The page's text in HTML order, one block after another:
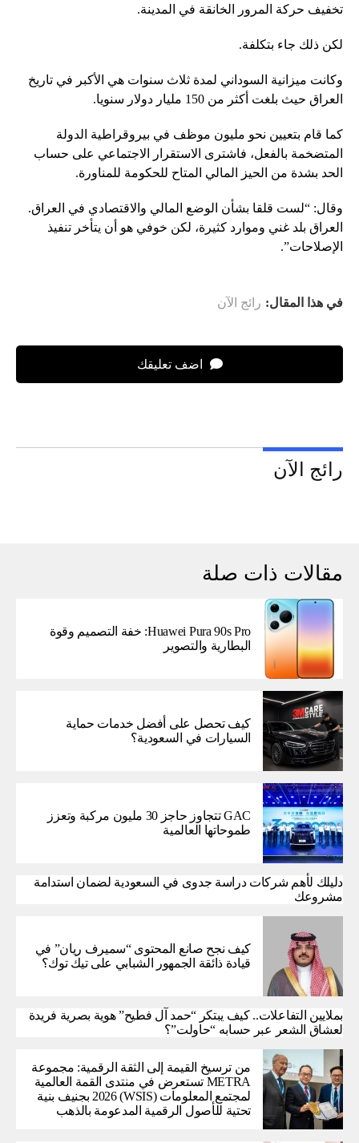
تخفيف حركة المرور الخانقة في المدينة.
لكن ذلك جاء بتكلفة.
وكانت ميزانية السوداني لمدة ثلاث سنوات هي الأكبر في تاريخ
العراق حيث بلغت أكثر من 150 مليار دولار سنويا.
كما قام بتعيين نحو مليون موظف في بيروقراطية الدولة
المتضخمة بالفعل، فاشترى الاستقرار الاجتماعي على حساب
الحد بشدة من الحيز المالي المتاح للحكومة للمناورة.
وقال: “لست قلقا بشأن الوضع المالي والاقتصادي في العراق.
العراق بلد غني وموارد كثيرة، لكن خوفي هو أن يتأخر تنفيذ
الإصلاحات”.
في هذا المقال: رائج الآن
اضف تعليقك
رائج الآن
مقالات ذات صلة
Huawei Pura 90s Pro: خفة التصميم وقوة
البطارية والتصوير
كيف تحصل على أفضل خدمات حماية
السيارات في السعودية؟
GAC تتجاوز حاجز 30 مليون مركبة وتعزز
طموحاتها العالمية
دليلك لأهم شركات دراسة جدوى في السعودية لضمان استدامة
مشروعك
كيف نجح صانع المحتوى “سميرف ريان” في
قيادة ذائقة الجمهور الشبابي على تيك توك؟
بملايين التفاعلات.. كيف يبتكر “حمد آل فطيح” هوية بصرية فريدة
لعشاق الشعر عبر حسابه “حاولت”؟
من ترسيخ القيمة إلى الثقة الرقمية: مجموعة
METRA تستعرض في منتدى القمة العالمية
لمجتمع المعلومات (WSIS) 2026 بجنيف بنية
تحتية للأصول الرقمية المدعومة بالذهب